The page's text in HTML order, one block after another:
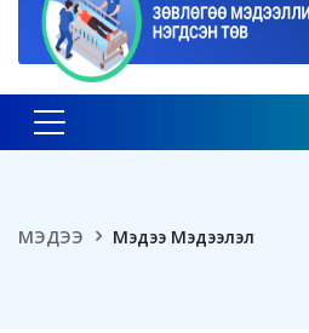
МЭДЭЭ Мэдээ Мэдээлэл